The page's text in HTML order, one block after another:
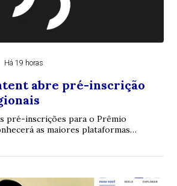
Há 19 horas
abre pré-inscrição
pré-inscrições para o Prêmio
as maiores plataformas